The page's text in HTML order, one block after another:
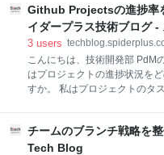
と３つ 1. デザインシステム構
2. プロトタイピング 3. デザ
らのデザインFB 橋を渡すため
中でスパイダープラスとカタ
と、SPIDERPLUSと英大文字
を指します。 1. Realmの概要
ダープラスでの利用とその背
の Realm SPIDERPLUS開発に
3. 実装で注意・工夫したとこ
Bjarne Christiansenという二
Github Projectsの進捗率
イダープラス技術ブログ
3 users
こんにちは、技術開発部 PdM
はプロジェクトの進捗状況を
すか。 私はプロジェクトのタ
GitHub Projectsの進捗率を
トチャートで管理した話をした
チームのブランチ戦略を
Tech Blog